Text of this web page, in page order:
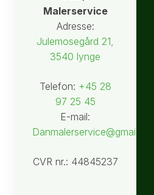
Malerservice
Adresse:
Julemosegård 21,
3540 lynge
Telefon: +45 28
97 25 45
E-mail:
Danmalerservice@gmail.com
CVR nr.: 44845237